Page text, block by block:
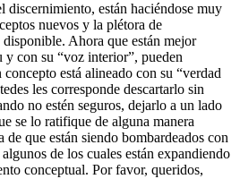
discernimiento, están haciéndose muy
nuevos y la plétora de
Ahora que están mejor
con su “voz interior”, pueden
está alineado con su “verdad
les corresponde descartarlo sin
no estén seguros, dejarlo a un lado
se lo ratifique de alguna manera
que están siendo bombardeados con
de los cuales están expandiendo
conceptual. Por favor, queridos,